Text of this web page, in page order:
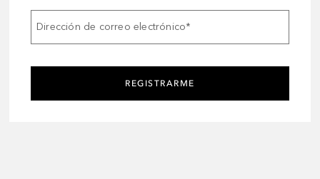
Dirección de correo electrónico*
REGISTRARME